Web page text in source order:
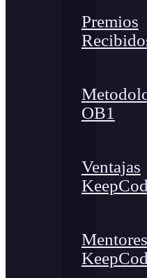
Premios
OB1
Ventajas
Mentores